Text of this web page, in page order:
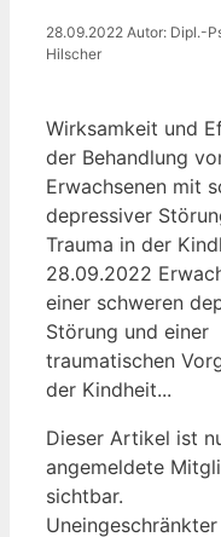
28.09.2022 Autor: Dipl.-
Hilscher
Wirksamkeit und
der Behandlung
Erwachsenen mit
depressiver
Trauma in der
28.09.2022
einer schweren
Störung und einer
traumatischen
der Kindheit...
Dieser Artikel ist
angemeldete
sichtbar.